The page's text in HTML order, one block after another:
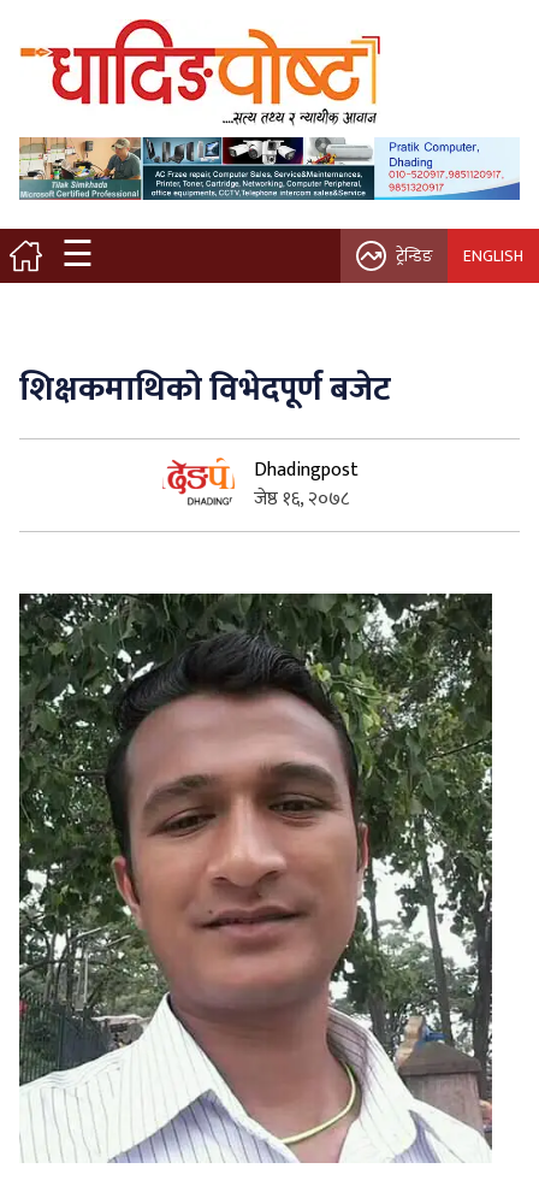
☰
मुख्य पृष्ठ
स्थानीय समाचार
विचार / ब्लग
नगर/गाउँ पालिका
प्रवास
स्वास्थ्य
भिडियो
ट्रेन्डिङ ENGLISH
शिक्षकमाथिको विभेदपूर्ण बजेट
Dhadingpost
जेष्ठ १६, २०७८